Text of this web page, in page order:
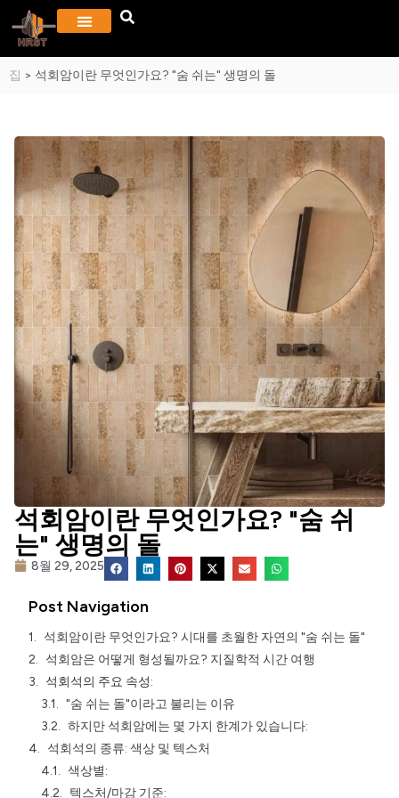
집 > 석회암이란 무엇인가요? "숨 쉬는" 생명의 돌
석회암이란 무엇인가요? "숨 쉬
는" 생명의 돌
8월 29, 2025
Post Navigation
석회암이란 무엇인가요? 시대를 초월한 자연의 "숨 쉬는 돌"
석회암은 어떻게 형성될까요? 지질학적 시간 여행
석회석의 주요 속성:
"숨 쉬는 돌"이라고 불리는 이유
하지만 석회암에는 몇 가지 한계가 있습니다:
석회석의 종류: 색상 및 텍스처
색상별:
텍스처/마감 기준: